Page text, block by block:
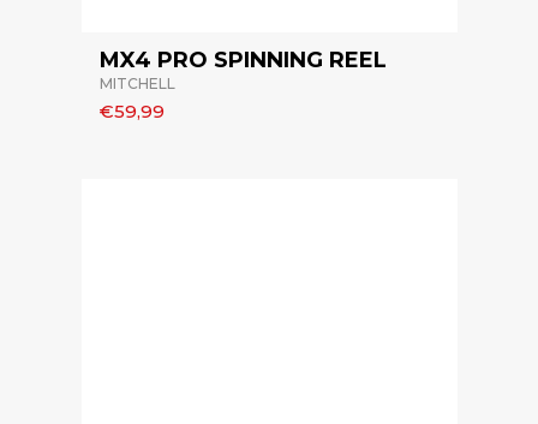
MX4 PRO SPINNING REEL
MITCHELL
€59,99